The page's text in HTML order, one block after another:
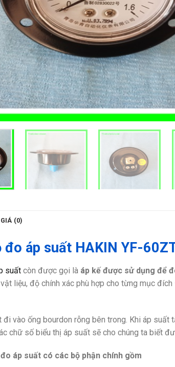
(0)
đo áp suất HAKIN YF-
suất còn được gọi là áp kế được sử dụng để
liệu, độ chính xác phù hợp cho từng mục
vào ống bourdon rỗng bên trong. Khi áp suất
chữ số biểu thị áp suất sẽ cho chúng ta biết
áp suất có các bộ phận chính gồm